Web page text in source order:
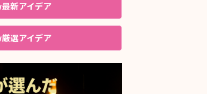
新アイデア
選アイデア